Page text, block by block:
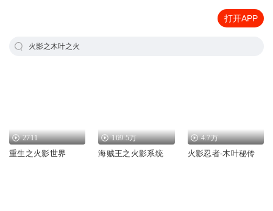
打开APP
火影之木叶之火
2711
重生之火影世界
169.5万
海贼王之火影系统
4.7万
火影忍者-木叶秘传